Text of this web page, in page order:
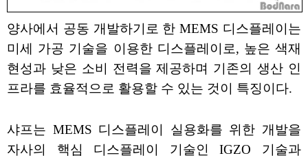
양사에서 공동 개발하기로 한 MEMS 디스플레이는
미세 가공 기술을 이용한 디스플레이로, 높은 색재
현성과 낮은 소비 전력을 제공하며 기존의 생산 인
프라를 효율적으로 활용할 수 있는 것이 특징이다.
샤프는 MEMS 디스플레이 실용화를 위한 개발을
자사의 핵심 디스플레이 기술인 IGZO 기술과